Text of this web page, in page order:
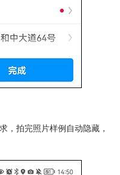
，拍完照片样例自动隐藏，